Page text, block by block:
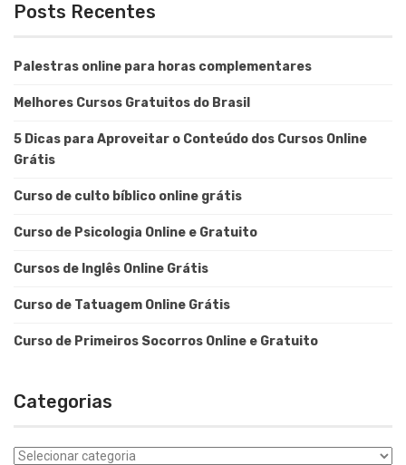
Posts Recentes
Palestras online para horas complementares
Melhores Cursos Gratuitos do Brasil
5 Dicas para Aproveitar o Conteúdo dos Cursos Online
Grátis
Curso de culto bíblico online grátis
Curso de Psicologia Online e Gratuito
Cursos de Inglês Online Grátis
Curso de Tatuagem Online Grátis
Curso de Primeiros Socorros Online e Gratuito
Categorias
Categorias